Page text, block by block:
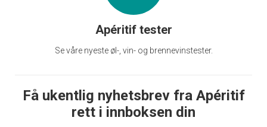
Apéritif tester
Se våre nyeste øl-, vin- og brennevinstester.
Få ukentlig nyhetsbrev fra Apéritif
rett i innboksen din